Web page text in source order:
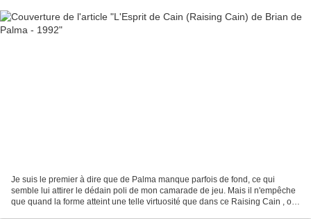
Je suis le premier à dire que de Palma manque parfois de fond, ce qui
semble lui attirer le dédain poli de mon camarade de jeu. Mais il n'empêche
que quand la forme atteint une telle virtuosité que dans ce Raising Cain , on